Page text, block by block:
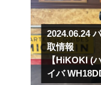
2024.06.24
取情報
【HiKOKI (
イバ